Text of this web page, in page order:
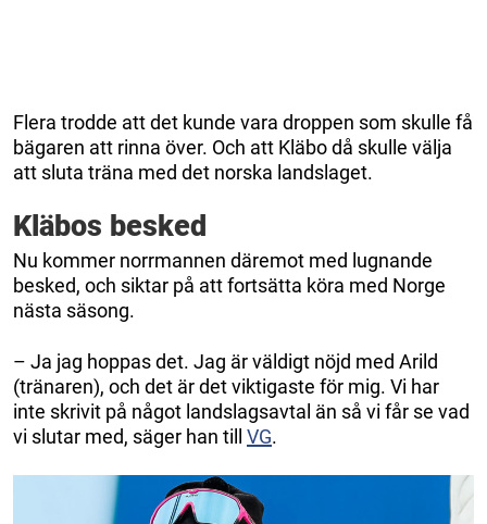
Flera trodde att det kunde vara droppen som skulle få
bägaren att rinna över. Och att Kläbo då skulle välja
att sluta träna med det norska landslaget.
Kläbos besked
Nu kommer norrmannen däremot med lugnande
besked, och siktar på att fortsätta köra med Norge
nästa säsong.
– Ja jag hoppas det. Jag är väldigt nöjd med Arild
(tränaren), och det är det viktigaste för mig. Vi har
inte skrivit på något landslagsavtal än så vi får se vad
vi slutar med, säger han till VG.